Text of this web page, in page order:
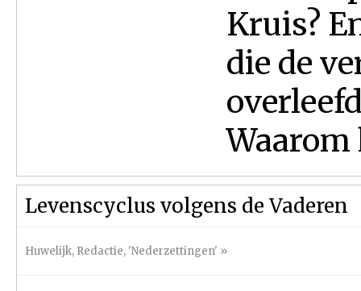
Kruis?
die de
Waarom
Levenscyclus volgens de Vaderen
Huwelijk, Redactie, 'Nederzettingen' »